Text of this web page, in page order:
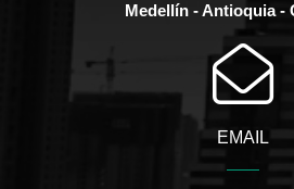
Medellín - Antioquia -
EMAIL